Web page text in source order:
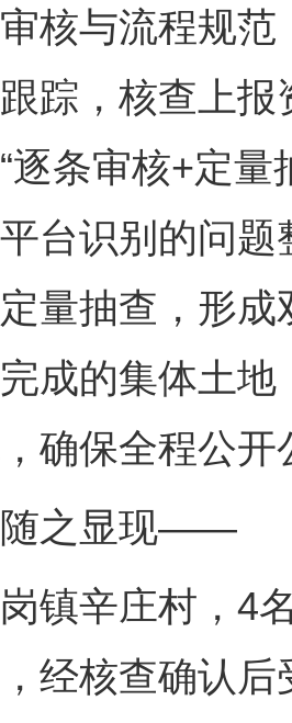
核与流程规
踪，核查上
逐条审核+定
台识别的问
量抽查，形
成的集体土
确保全程公开
之显现——
辛庄村，4名
经核查确认